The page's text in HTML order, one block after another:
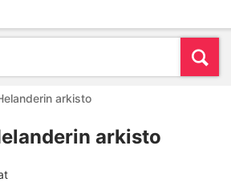
arkisto
arkisto